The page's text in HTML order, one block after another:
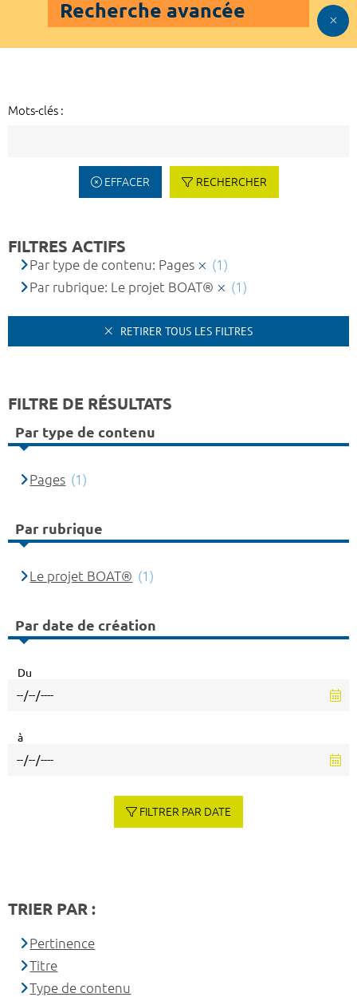
Recherche avancée
Mots-clés :
EFFACER RECHERCHER
FILTRES ACTIFS
Par type de contenu: Pages
(1)
Par rubrique: Le projet BOAT®
(1)
RETIRER TOUS LES FILTRES
FILTRE DE RÉSULTATS
Par type de contenu
Pages (1)
Par rubrique
Le projet BOAT® (1)
Par date de création
Du
à
FILTRER PAR DATE
TRIER PAR :
Pertinence
Titre
Type de contenu